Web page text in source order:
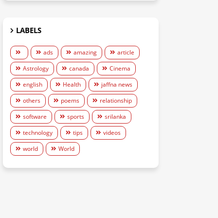
LABELS
ads amazing
article
Astrology
canada
Cinema
english
Health
jaffna news
others
poems
relationship
software
sports
srilanka
technology
tips
videos
world
World